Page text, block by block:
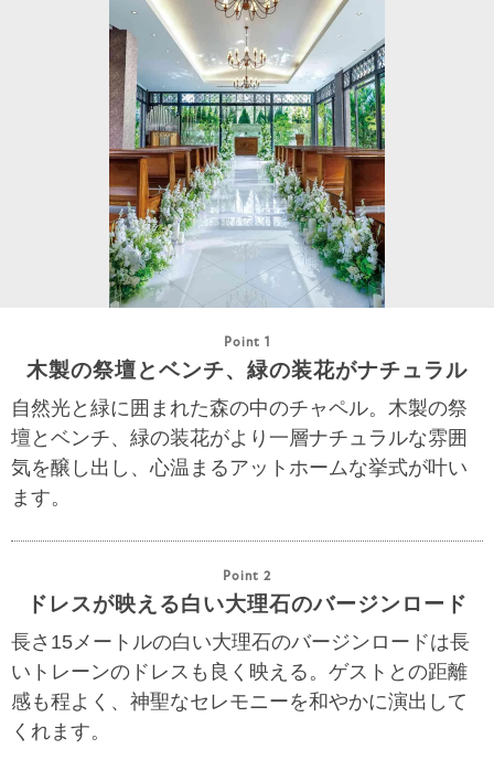
Point 1
木製の祭壇とベンチ、緑の装花がナチュラル
自然光と緑に囲まれた森の中のチャペル。木製の祭
壇とベンチ、緑の装花がより一層ナチュラルな雰囲
気を醸し出し、心温まるアットホームな挙式が叶い
ます。
Point 2
ドレスが映える白い大理石のバージンロード
長さ15メートルの白い大理石のバージンロードは長
いトレーンのドレスも良く映える。ゲストとの距離
感も程よく、神聖なセレモニーを和やかに演出して
くれます。